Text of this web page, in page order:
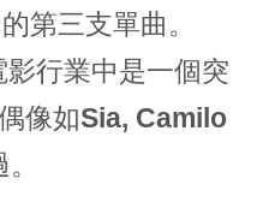
第三支單曲。
行業中是一個突
像如Sia, Camilo